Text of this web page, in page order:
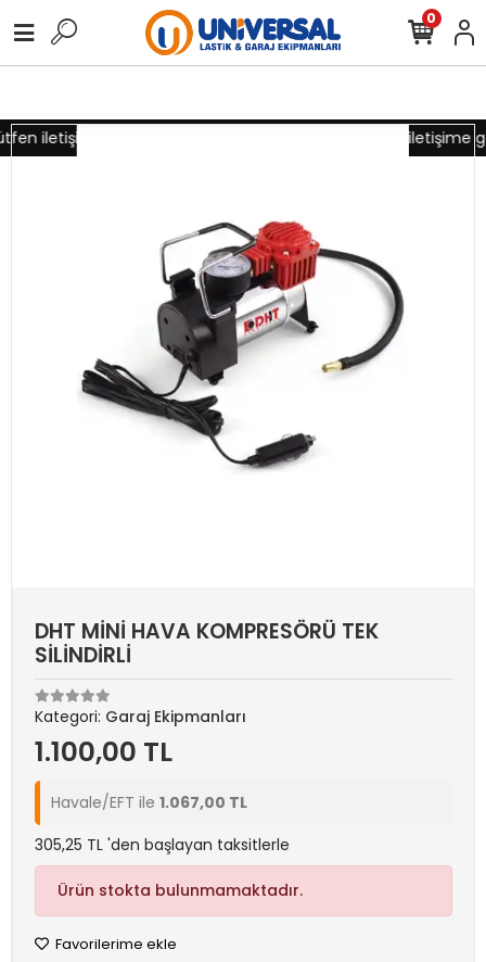
iletişime geçiniz Toptan alımlarınız için lütfen iletişime
0
DHT MİNİ HAVA KOMPRESÖRÜ TEK
SİLİNDİRLİ
Kategori: Garaj Ekipmanları
1.100,00 TL
Havale/EFT ile 1.067,00 TL
305,25 TL 'den başlayan taksitlerle
Ürün stokta bulunmamaktadır.
Favorilerime ekle